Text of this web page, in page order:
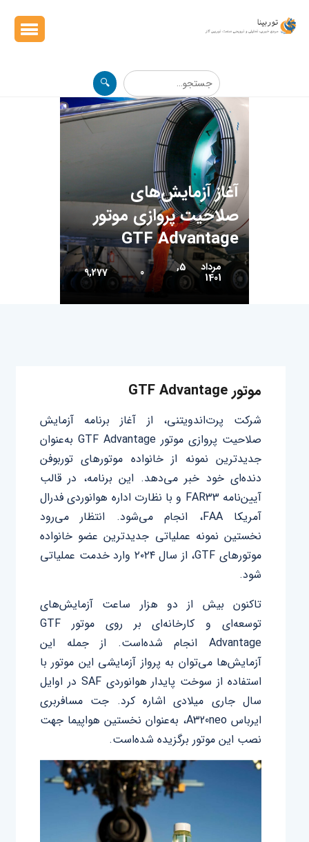
🔍
آغاز آزمایش‌های
صلاحیت پروازی موتور
GTF Advantage
مرداد 5,
1401
0
9,277
موتور GTF Advantage
شرکت پرت‌اندویتنی، از آغاز برنامه آزمایش
صلاحیت پروازی موتور GTF Advantage به‌عنوان
جدیدترین نمونه از خانواده موتورهای توربوفن
دنده‌ای خود خبر می‌دهد. این برنامه، در قالب
آیین‌نامه FAR33 و با نظارت اداره هوانوردی فدرال
آمریکا FAA،‌ انجام می‌شود. انتظار می‌رود
نخستین نمونه عملیاتی جدیدترین عضو خانواده
موتورهای GTF، از سال ۲۰۲۴ وارد خدمت عملیاتی
شود.
تاکنون بیش از دو هزار ساعت آزمایش‌های
توسعه‌ای و کارخانه‌ای بر روی موتور GTF
Advantage انجام شده‌است. از جمله این
آزمایش‌ها می‌توان به پرواز آزمایشی این موتور با
استفاده از سوخت پایدار هوانوردی SAF در اوایل
سال جاری میلادی اشاره کرد. جت مسافربری
ایرباس A320neo، به‌عنوان نخستین هواپیما جهت
نصب این موتور برگزیده شده‌است.